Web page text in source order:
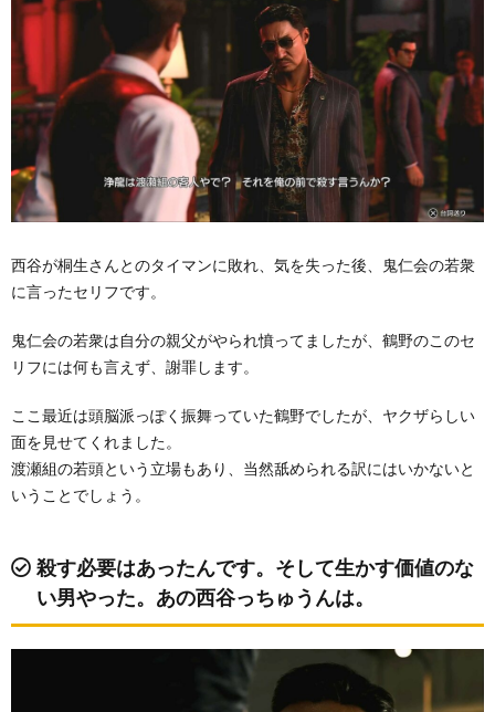
西谷が桐生さんとのタイマンに敗れ、気を失った後、鬼仁会の若衆
に言ったセリフです。
鬼仁会の若衆は自分の親父がやられ憤ってましたが、鶴野のこのセ
リフには何も言えず、謝罪します。
ここ最近は頭脳派っぽく振舞っていた鶴野でしたが、ヤクザらしい
面を見せてくれました。
渡瀬組の若頭という立場もあり、当然舐められる訳にはいかないと
いうことでしょう。
殺す必要はあったんです。そして生かす価値のな
い男やった。あの西谷っちゅうんは。